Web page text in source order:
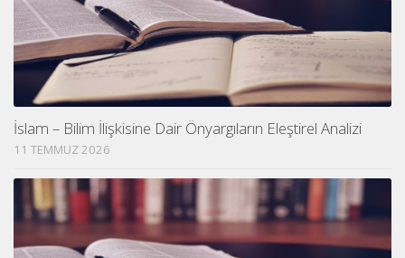
İslam – Bilim İlişkisine Dair Önyargıların Eleştirel Analizi
11 TEMMUZ 2026